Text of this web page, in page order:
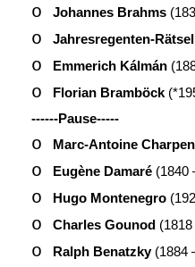
o Johannes Brahms
o Jahresregenten-Rätsel
o Emmerich Kálmán
o Florian Bramböck
------Pause-----
o Marc-Antoine
o Eugène Damaré (1840
o Hugo Montenegro
o Charles Gounod
o Ralph Benatzky (1884